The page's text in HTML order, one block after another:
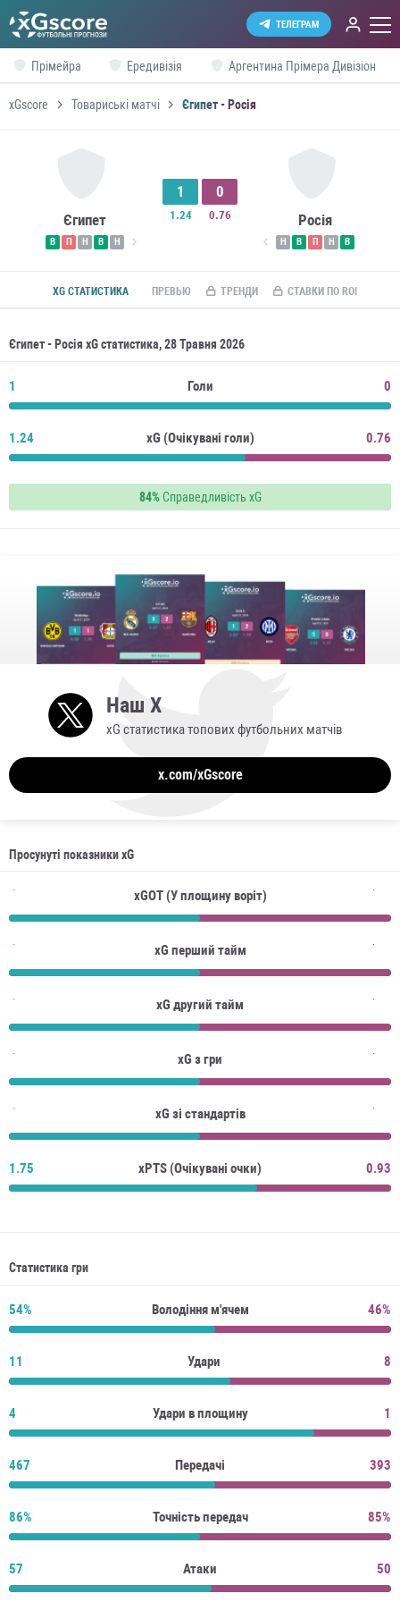
ТЕЛЕГРАМ
Прімейра Ередивізія Аргентина Прімера Дивізіон
xGscore Товариські матчі Єгипет - Росія
Єгипет
В П Н В Н
1
1.24
0
0.76 Росія
Н В П Н В
XG СТАТИСТИКА ПРЕВЬЮ ТРЕНДИ СТАВКИ ПО ROI
Єгипет - Росія xG статистика, 28 Травня 2026
1 Голи 0
1.24 xG (Очікувані голи) 0.76
84%Справедливість xG
Наш X
xG статистика топових футбольних матчів
x.com/xGscore
Просунуті показники xG
xGOT (У площину воріт)
xG перший тайм
xG другий тайм
xG з гри
xG зі стандартів
1.75 xPTS (Очікувані очки) 0.93
Статистика гри
54% Володіння м'ячем 46%
11 Удари 8
4 Удари в площину 1
467 Передачі 393
86% Точність передач 85%
57 Атаки 50